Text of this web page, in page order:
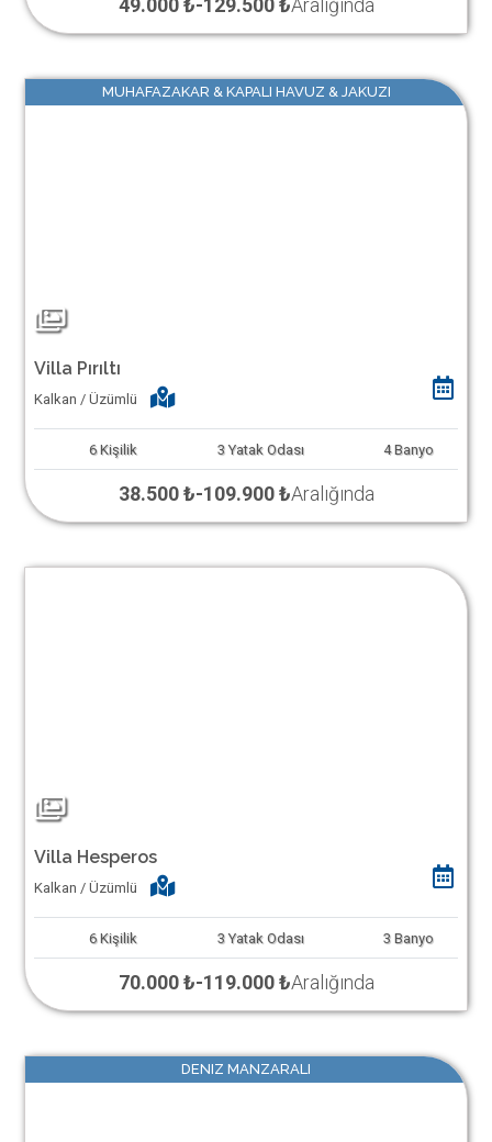
49.000 ₺-129.500 ₺Aralığında
MUHAFAZAKAR & KAPALI HAVUZ & JAKUZI
Villa Pırıltı
Kalkan / Üzümlü
6 Kişilik 3 Yatak Odası 4 Banyo
38.500 ₺-109.900 ₺Aralığında
Villa Hesperos
Kalkan / Üzümlü
6 Kişilik 3 Yatak Odası 3 Banyo
70.000 ₺-119.000 ₺Aralığında
DENIZ MANZARALI